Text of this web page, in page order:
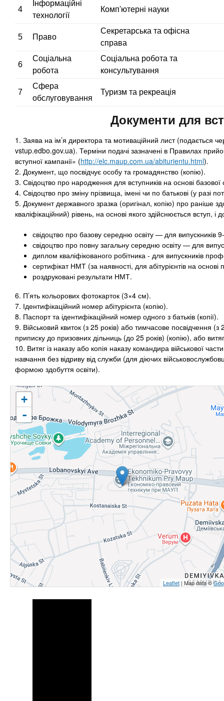
м
ч
е
н
и
я
а
к
)
4
Інформаційні
технології
Комп'ютерні науки
5 Право
Секретарська та офісна
справа
6
Соціальна
робота
Соціальна робота та
консультування
7
Сфера
обслуговування
Туризм та рекреація
Документи для
1. Заява на ім’я директора та мотиваційний лист (подається
vstup.edbo.gov.ua). Терміни подачі зазначені в Правилах
вступної кампанії» (http://elc.maup.com.ua/abiturientu.html).
2. Документ, що посвідчує особу та громадянство (копію).
3. Свідоцтво про народження для вступників на основі базової
4. Свідоцтво про зміну прізвища, імені чи по батькові (у разі
5. Документ державного зразка (оригінал, копію) про раніше
кваліфікаційний) рівень, на основі якого здійснюється вступ, і
свідоцтво про базову середню освіту — для випускників
свідоцтво про повну загальну середню освіту — для
диплом кваліфікованого робітника - для випускників
сертифікат НМТ (за наявності, для абітурієнтів на основі
роздруковані результати НМТ.
6. П’ять кольорових фотокарток (3×4 см).
7. Ідентифікаційний номер абітурієнта (копію).
8. Паспорт та ідентифікаційний номер одного з батьків (копії).
9. Військовий квиток (з 25 років) або тимчасове посвідчення
приписку до призовних дільниць (до 25 років) (копію), або
10. Витяг із наказу або копія наказу командира військової
навчання без відриву від служби (для діючих
формою здобуття освіти).
+
-
Leaflet | Map data ©